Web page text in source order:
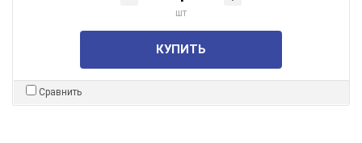
шт
КУПИТЬ
Сравнить